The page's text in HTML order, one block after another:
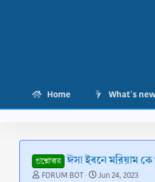
Home What's
প্রশ্নোত্তর ঈসা ইবনে মরিয়াম
TFORUM BOT
SJun 24, 2023